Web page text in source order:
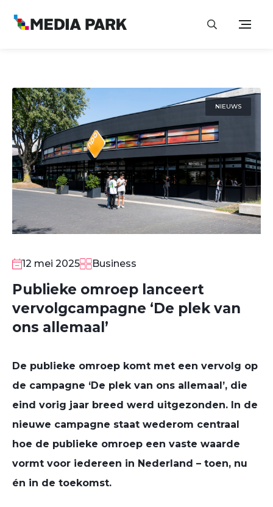
NIEUWS
12 mei 2025 Business
Publieke omroep lanceert
vervolgcampagne ‘De plek van
ons allemaal’
De publieke omroep komt met een vervolg op
de campagne ‘De plek van ons allemaal’, die
eind vorig jaar breed werd uitgezonden. In de
nieuwe campagne staat wederom centraal
hoe de publieke omroep een vaste waarde
vormt voor iedereen in Nederland – toen, nu
én in de toekomst.